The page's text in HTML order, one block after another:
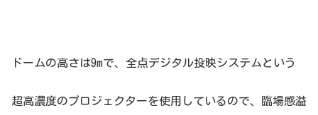
ドームの高さは9mで、全点デジタル投映システムという
超高濃度のプロジェクターを使用しているので、臨場感溢